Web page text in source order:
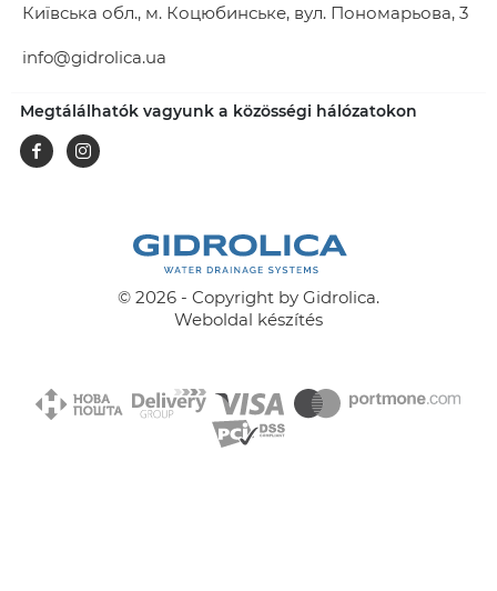
Київська обл., м. Коцюбинське, вул. Пономарьова, 3
info@gidrolica.ua
Megtálálhatók vagyunk a közösségi hálózatokon
FacebookInstagram
© 2026 - Copyright by Gidrolica.
Weboldal készítés